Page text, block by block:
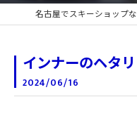
インナーのヘタリ
2024/06/16